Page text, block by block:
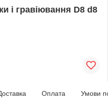
і гравіювання D8 d8
Оплата Умови